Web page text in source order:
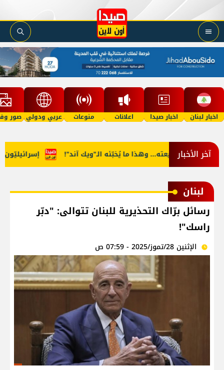
اخبار لبنان اخبار صيدا اعلانات منوعات عربي ودولي صور
آخر الأخبار إسرائيليّون الى طبيعته... وهذا ما يُخبّئه الـ"ويك آند"!
لبنان
رسائل برّاك التحذيرية للبنان تتوالى: "دبّر
راسك"!
الإثنين 28/تموز/2025 - 07:59 ص